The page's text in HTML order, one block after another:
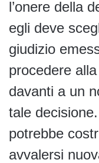
l’onere della
egli deve
giudizio
procedere
davanti a un
tale
potrebbe
avvalersi